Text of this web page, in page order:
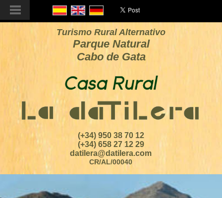
Turismo Rural Alternativo
Parque Natural
Cabo de Gata
(+34) 950 38 70 12
(+34) 658 27 12 29
datilera@datilera.com
CR/AL/00040